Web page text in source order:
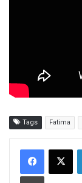
Tags Fatima